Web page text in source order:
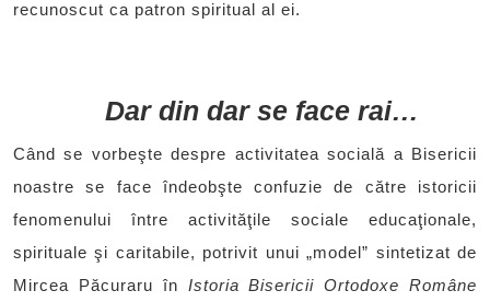
recunoscut ca patron spiritual al ei.
Dar din dar se face rai…
Când se vorbeşte despre activitatea socială a Bisericii
noastre se face îndeobşte confuzie de către istoricii
fenomenului între activităţile sociale educaţionale,
spirituale şi caritabile, potrivit unui „model” sintetizat de
Mircea Păcuraru în Istoria Bisericii Ortodoxe Române